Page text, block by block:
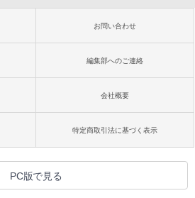
お問い合わせ
編集部へのご連絡
会社概要
特定商取引法に基づく表示
PC版で見る